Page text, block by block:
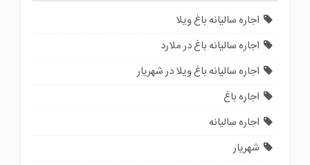
اجاره سالیانه باغ ویلا
اجاره سالیانه باغ در ملارد
اجاره سالیانه باغ ویلا در شهریار
اجاره باغ
اجاره سالیانه
شهریار